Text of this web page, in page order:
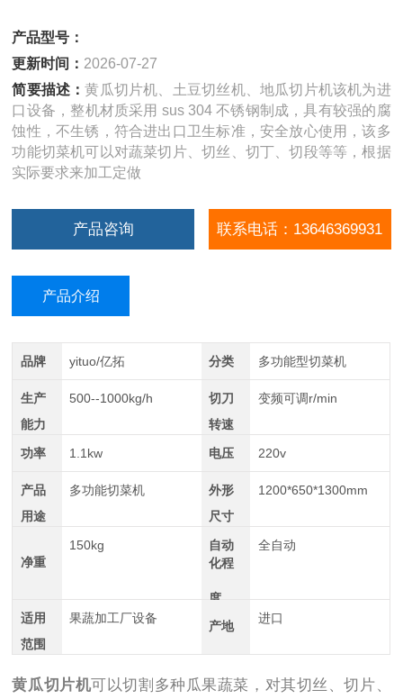
产品型号：
更新时间： 2026-07-27
简要描述：黄瓜切片机、土豆切丝机、地瓜切片机该机为进
口设备，整机材质采用 sus 304 不锈钢制成，具有较强的腐
蚀性，不生锈，符合进出口卫生标准，安全放心使用，该多
功能切菜机可以对蔬菜切片、切丝、切丁、切段等等，根据
实际要求来加工定做
产品咨询 联系电话：13646369931
产品介绍
品牌 yituo/亿拓 分类 多功能型切菜机
生产
能力
500--1000kg/h
切刀
转速
变频可调r/min
功率 1.1kw 电压 220v
产品
用途
多功能切菜机
外形
尺寸
1200*650*1300mm
净重
150kg
自动
化程
度
全自动
适用
范围
果蔬加工厂设备
产地
进口
黄瓜切片机可以切割多种瓜果蔬菜，对其切丝、切片、